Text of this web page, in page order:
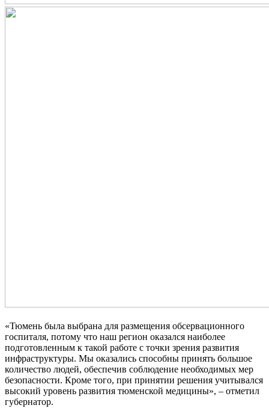
«Тюмень была выбрана для размещения обсервационного
госпиталя, потому что наш регион оказался наиболее
подготовленным к такой работе с точки зрения развития
инфраструктуры. Мы оказались способны принять большое
количество людей, обеспечив соблюдение необходимых мер
безопасности. Кроме того, при принятии решения учитывался
высокий уровень развития тюменской медицины», – отметил
губернатор.